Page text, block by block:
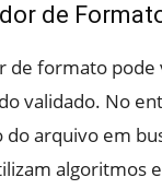
de
formato
validado. No
arquivo em
algoritmos